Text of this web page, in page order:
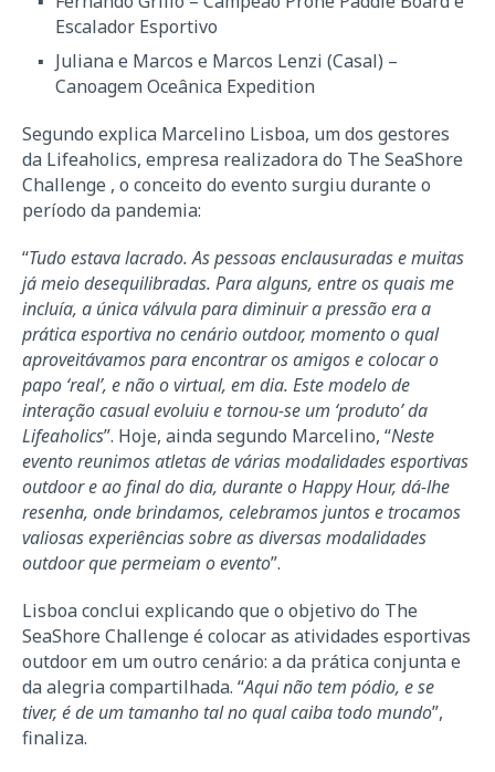
Escalador Esportivo
Juliana e Marcos e Marcos Lenzi (Casal) –
Canoagem Oceânica Expedition
Segundo explica Marcelino Lisboa, um dos gestores
da Lifeaholics, empresa realizadora do The SeaShore
Challenge , o conceito do evento surgiu durante o
período da pandemia:
“Tudo estava lacrado. As pessoas enclausuradas e muitas
já meio desequilibradas. Para alguns, entre os quais me
incluía, a única válvula para diminuir a pressão era a
prática esportiva no cenário outdoor, momento o qual
aproveitávamos para encontrar os amigos e colocar o
papo ‘real’, e não o virtual, em dia. Este modelo de
interação casual evoluiu e tornou-se um ‘produto’ da
Lifeaholics”. Hoje, ainda segundo Marcelino, “Neste
evento reunimos atletas de várias modalidades esportivas
outdoor e ao final do dia, durante o Happy Hour, dá-lhe
resenha, onde brindamos, celebramos juntos e trocamos
valiosas experiências sobre as diversas modalidades
outdoor que permeiam o evento”.
Lisboa conclui explicando que o objetivo do The
SeaShore Challenge é colocar as atividades esportivas
outdoor em um outro cenário: a da prática conjunta e
da alegria compartilhada. “Aqui não tem pódio, e se
tiver, é de um tamanho tal no qual caiba todo mundo”,
finaliza.